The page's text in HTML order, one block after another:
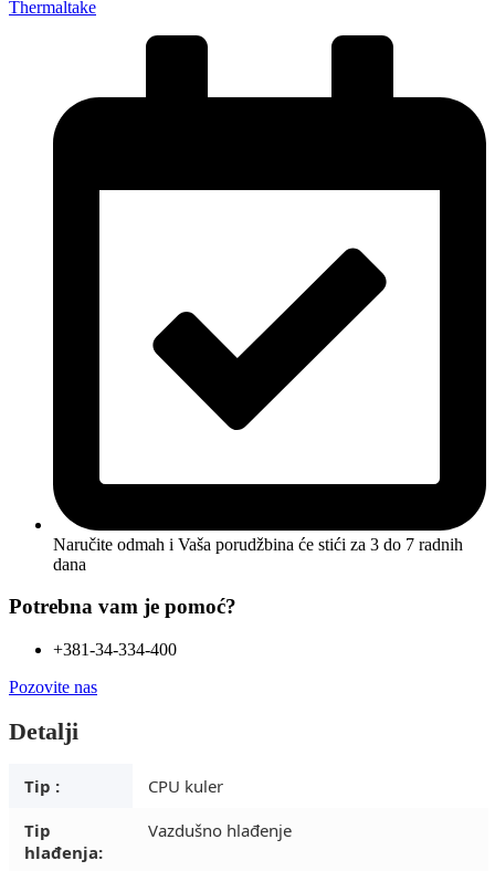
Thermaltake
Naručite odmah i Vaša porudžbina će stići za 3 do 7 radnih
dana
Potrebna vam je pomoć?
+381-34-334-400
Pozovite nas
Detalji
Tip :
CPU kuler
Tip
hlađenja:
Vazdušno hlađenje